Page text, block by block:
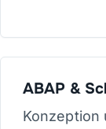
ABAP &
Konzeption